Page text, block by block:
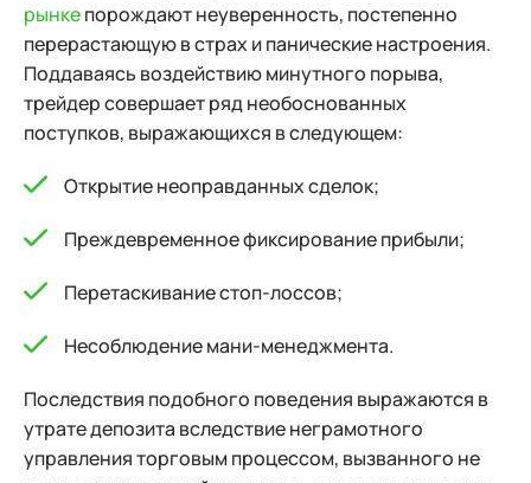
рынкепорождают неуверенность, постепенно
перерастающую в страх и панические настроения.
Поддаваясь воздействию минутного порыва,
трейдер совершает ряд необоснованных
поступков, выражающихся в следующем:
Открытие неоправданных сделок;
Преждевременное фиксирование прибыли;
Перетаскивание стоп-лоссов;
Несоблюдение мани-менеджмента.
Последствия подобного поведения выражаются в
утрате депозита вследствие неграмотного
управления торговым процессом, вызванного не